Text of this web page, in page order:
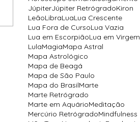
JúpiterJúpiter RetrógradoKiron
LeãoLibraLuaLua Crescente
Lua Fora de CursoLua Vazia
Lua em EscorpiãoLua em Virgem
LulaMagiaMapa Astral
Mapa Astrológico
Mapa de Beagá
Mapa de São Paulo
Mapa do BrasilMarte
Marte Retrógrado
Marte em AquárioMeditação
Mercúrio RetrógradoMindfulness